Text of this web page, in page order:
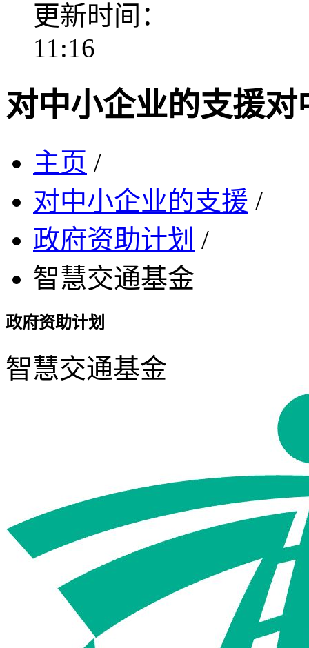
更新时间：
11:16
对中小企业的支援对
主页 /
对中小企业的支援 /
政府资助计划 /
智慧交通基金
政府资助计划
智慧交通基金